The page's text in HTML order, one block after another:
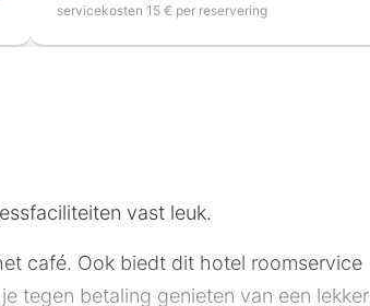
servicekosten 15 € per reservering
vast leuk.
café. Ook biedt dit hotel roomservice
tegen betaling genieten van een lekker